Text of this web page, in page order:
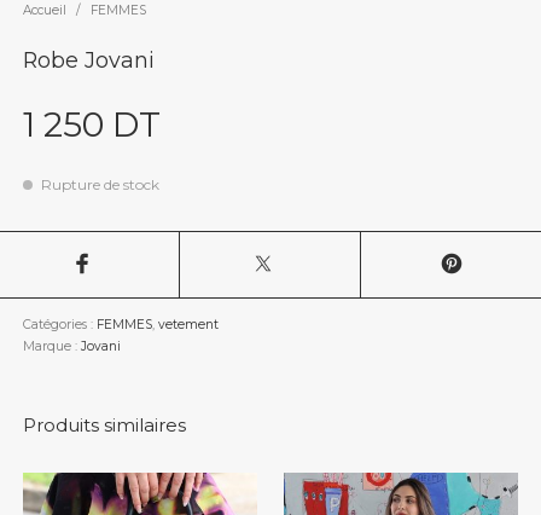
Accueil / FEMMES
Robe Jovani
1 250 DT
Rupture de stock
Catégories : FEMMES, vetement
Marque : Jovani
Produits similaires